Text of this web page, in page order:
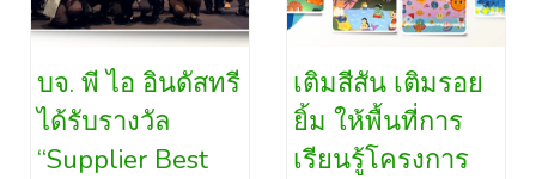
บจ. พี ไอ อินดัสทรี
ได้รับรางวัล
“Supplier Best
เติมสีสัน เติมรอย
ยิ้ม ให้พื้นที่การ
เรียนรู้โครงการ